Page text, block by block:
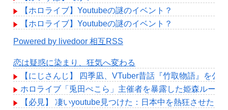
【ホロライブ】Youtubeの謎のイベント？
【ホロライブ】Youtubeの謎のイベント？
Powered by livedoor 相互RSS
恋は疑惑に染まり、狂気へ変わる
【にじさんじ】 四季凪、VTuber昔話『竹取物語』を
ホロライブ「兎田ぺこら」主催者を暴露した姫森ルー
【必見】 凄いyoutube見つけた：日本中を熱狂させた